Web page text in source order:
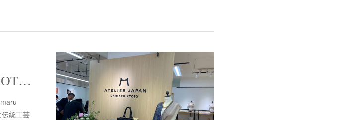
ATELIER JAPAN DAIMARU KYOTOにてChameleon Band for Apple Watchの取り扱いが始まりまました。
統工芸